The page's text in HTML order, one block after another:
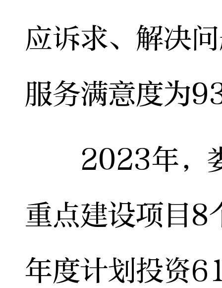
应诉求、解决
服务满意度为
2023年，娄
重点建设项目
年度计划投资